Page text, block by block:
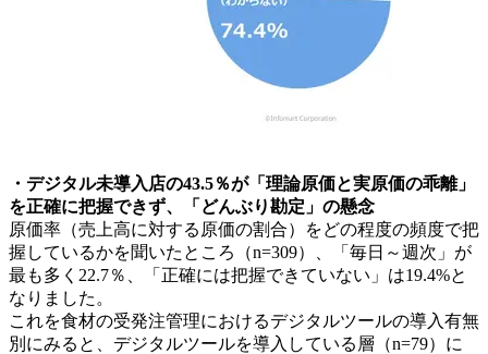
・デジタル未導入店の43.5％が「理論原価と実原価の乖離」
を正確に把握できず、「どんぶり勘定」の懸念
原価率（売上高に対する原価の割合）をどの程度の頻度で把
握しているかを聞いたところ（n=309）、「毎日～週次」が
最も多く22.7％、「正確には把握できていない」は19.4%と
なりました。
これを食材の受発注管理におけるデジタルツールの導入有無
別にみると、デジタルツールを導入している層（n=79）に